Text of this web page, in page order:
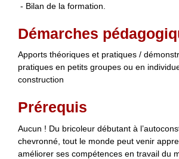
- Bilan de la formation.
Démarches
Apports théoriques et pratiques /
pratiques en petits groupes ou en
construction
Prérequis
Aucun ! Du bricoleur débutant à
chevronné, tout le monde peut venir
améliorer ses compétences en travail du